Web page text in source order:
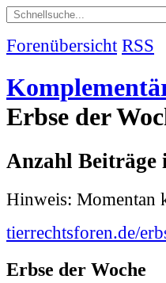
Forenübersicht RSS
Erbse der
Anzahl Beiträge
Hinweis: Momentan
tierrechtsforen.de/
Erbse der Woche